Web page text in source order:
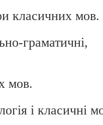
класичних мов.
мов.
і класичні